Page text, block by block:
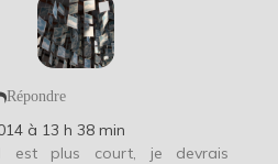
Répondre
à 13 h 38 min
est plus court, je devrais